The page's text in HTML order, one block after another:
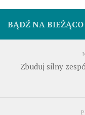
BĄDŹ NA BIEŻĄCO
Zbuduj silny